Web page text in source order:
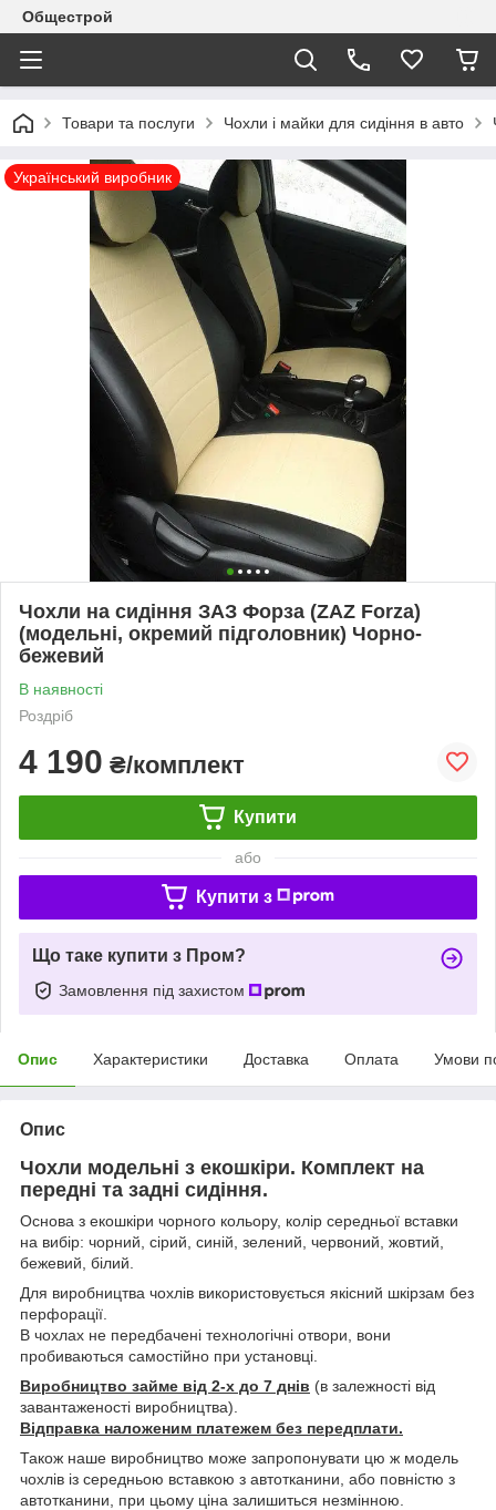
Общестрой
Товари та послуги Чохли і майки для сидіння в авто
Український виробник
Чохли на сидіння ЗАЗ Форза (ZAZ Forza)
(модельні, окремий підголовник) Чорно-
бежевий
В наявності
Роздріб
4 190 ₴/комплект
Купити
або
Купити з
Що таке купити з Пром?
Замовлення під захистом
Опис Характеристики Доставка Оплата Умови
Опис
Чохли модельні з екошкіри. Комплект на
передні та задні сидіння.
Основа з екошкіри чорного кольору, колір середньої вставки
на вибір: чорний, сірий, синій, зелений, червоний, жовтий,
бежевий, білий.
Для виробництва чохлів використовується якісний шкірзам без
перфорації.
В чохлах не передбачені технологічні отвори, вони
пробиваються самостійно при установці.
Виробництво займе від 2-х до 7 днів (в залежності від
завантаженості виробництва).
Відправка наложеним платежем без передплати.
Також наше виробництво може запропонувати цю ж модель
чохлів із середньою вставкою з автотканини, або повністю з
автотканини, при цьому ціна залишиться незмінною.